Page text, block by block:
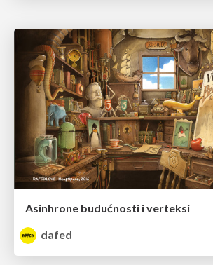
Asinhrone budućnosti i verteksi
dafed